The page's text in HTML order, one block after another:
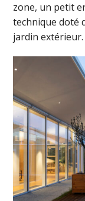
zone, un petit
technique doté
jardin extérieur.